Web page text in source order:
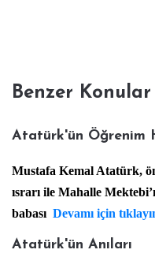
Benzer Konular
Atatürk'ün Öğrenim
Mustafa Kemal Atatürk,
ısrarı ile Mahalle
babası Devamı için
Atatürk'ün Anıları